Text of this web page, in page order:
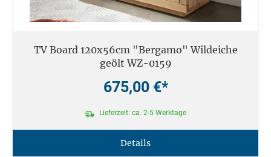
TV Board 120x56cm "Bergamo" Wildeiche
geölt WZ-0159
675,00 €*
Lieferzeit: ca. 2-5 Werktage
Details